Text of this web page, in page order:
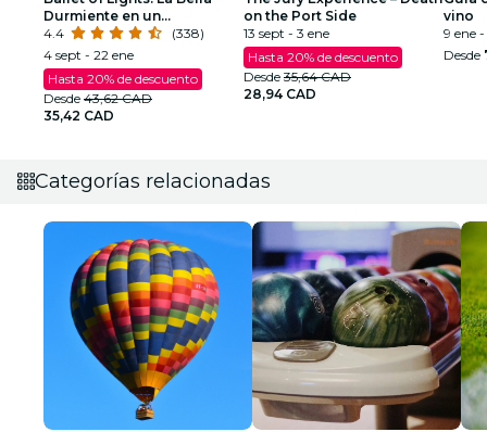
Durmiente en un
espectáculo deslumbrante
4.4
(338)
4 sept - 22 ene
Hasta 20% de descuento
Desde 43,62 CAD
35,42 CAD
on the Port Side
13 sept - 3 ene
Hasta 20% de descuento
Desde 35,64 CAD
28,94 CAD
vino
9 ene -
Desde
Categorías relacionadas